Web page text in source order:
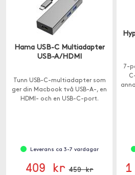
Hama USB-C Multiadapter
USB-A/HDMI
Tunn USB-C-multiadapter som
ger din Macbook två USB-A-, en
HDMI- och en USB-C-port.
Leverans ca 3-7 vardagar
409 kr 459 kr
7-